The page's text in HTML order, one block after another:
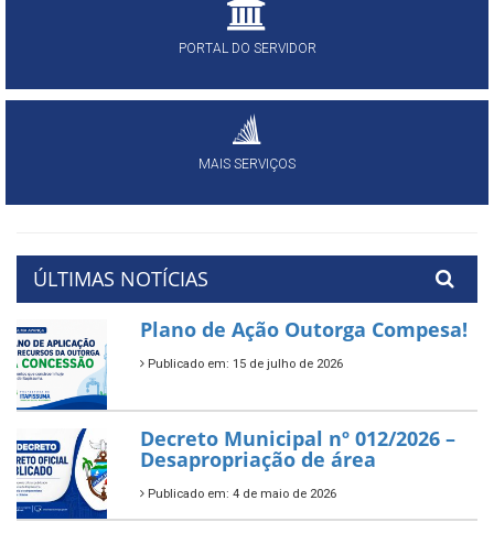
PORTAL DO SERVIDOR
MAIS SERVIÇOS
ÚLTIMAS NOTÍCIAS
Plano de Ação Outorga Compesa!
Publicado em: 15 de julho de 2026
Decreto Municipal nº 012/2026 –
Desapropriação de área
Publicado em: 4 de maio de 2026